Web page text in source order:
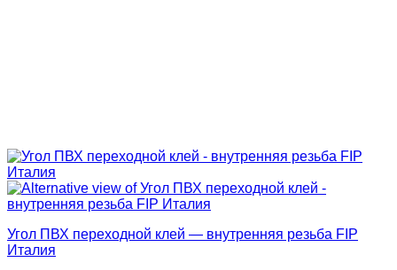
Угол ПВХ переходной клей — внутренняя резьба FIP
Италия